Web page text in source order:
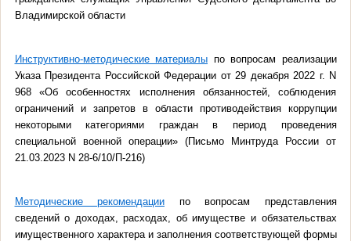
Владимирской области
Инструктивно-методические материалы по вопросам реализации
Указа Президента Российской Федерации от 29 декабря 2022 г. N
968 «Об особенностях исполнения обязанностей, соблюдения
ограничений и запретов в области противодействия коррупции
некоторыми категориями граждан в период проведения
специальной военной операции» (Письмо Минтруда России от
21.03.2023 N 28-6/10/П-216)
Методические рекомендации по вопросам представления
сведений о доходах, расходах, об имуществе и обязательствах
имущественного характера и заполнения соответствующей формы